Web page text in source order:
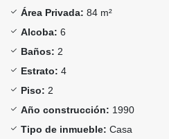
Área Privada: 84 m²
Alcoba: 6
Baños: 2
Estrato: 4
Piso: 2
Año construcción: 1990
Tipo de inmueble: Casa